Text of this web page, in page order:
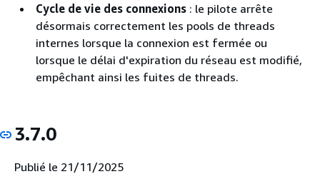
Cycle de vie des connexions : le pilote arrête
désormais correctement les pools de threads
internes lorsque la connexion est fermée ou
lorsque le délai d'expiration du réseau est modifié,
empêchant ainsi les fuites de threads.
3.7.0
Publié le 21/11/2025